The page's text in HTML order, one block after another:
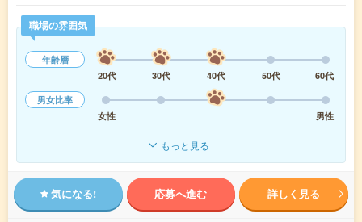
職場の雰囲気
年齢層
20代
30代 40代 50代
60代
男女比率
女性
男性
もっと見る
気になる! 応募へ進む 詳しく見る